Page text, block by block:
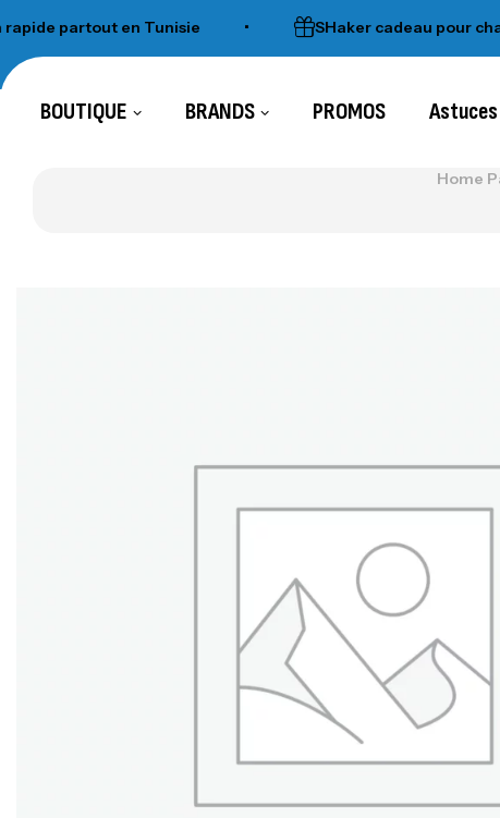
partout en Tunisie • SHaker cadeau pour chaque
BOUTIQUE BRANDS PROMOS Astuces
Home